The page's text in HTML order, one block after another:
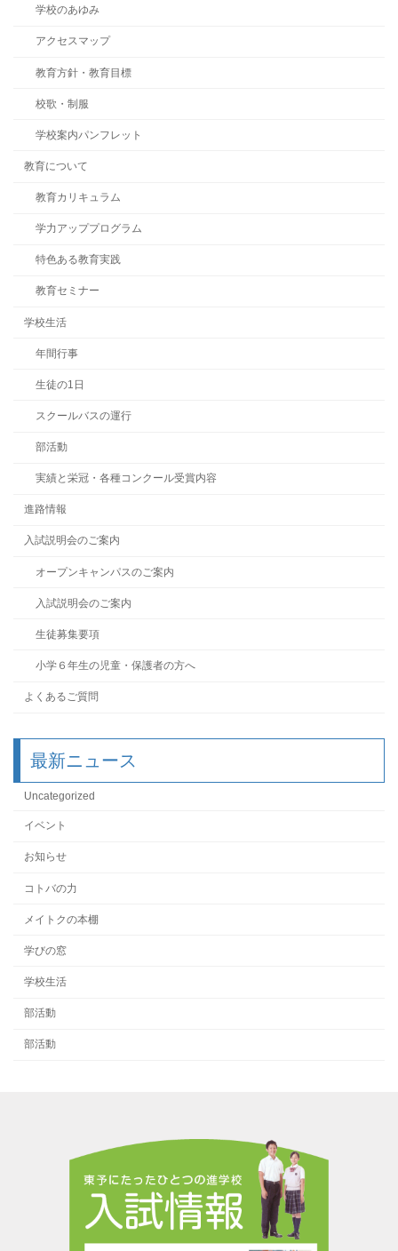
学校のあゆみ
アクセスマップ
教育方針・教育目標
校歌・制服
学校案内パンフレット
教育について
教育カリキュラム
学力アッププログラム
特色ある教育実践
教育セミナー
学校生活
年間行事
生徒の1日
スクールバスの運行
部活動
実績と栄冠・各種コンクール受賞内容
進路情報
入試説明会のご案内
オープンキャンパスのご案内
入試説明会のご案内
生徒募集要項
小学６年生の児童・保護者の方へ
よくあるご質問
最新ニュース
Uncategorized
イベント
お知らせ
コトバの力
メイトクの本棚
学びの窓
学校生活
部活動
部活動